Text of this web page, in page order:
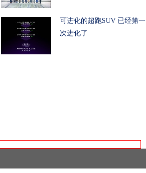
可进化的超跑SUV 已经第一
次进化了